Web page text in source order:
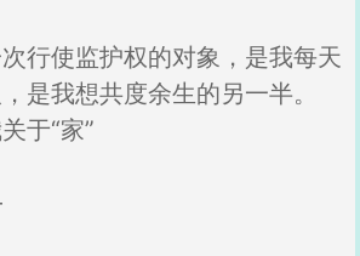
行使监护权的对象，是我每天
是我想共度余生的另一半。
于“家”